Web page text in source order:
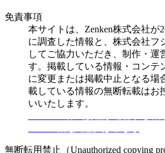
免責事項
本サイトは、Zenken株式会社が
に調査した情報と、株式会社フ
してご協力いただき、制作・運
す。掲載している情報・コンテ
に変更または掲載中止となる場
載している情報の無断転載はお
いいたします。
無断転用禁止（Unauthorized copying